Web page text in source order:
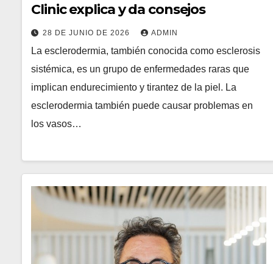
Clinic explica y da consejos
28 DE JUNIO DE 2026 ADMIN
La esclerodermia, también conocida como esclerosis
sistémica, es un grupo de enfermedades raras que
implican endurecimiento y tirantez de la piel. La
esclerodermia también puede causar problemas en
los vasos…